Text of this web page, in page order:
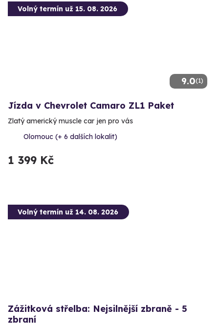
9.0(1)
Volný termín už 15. 08. 2026
Jízda v Chevrolet Camaro ZL1 Paket
Zlatý americký muscle car jen pro vás
Olomouc (+ 6 dalších lokalit)
1 399 Kč
Volný termín už 14. 08. 2026
Zážitková střelba: Nejsilnější zbraně - 5
zbraní